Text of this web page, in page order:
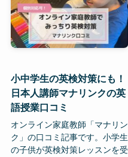
小中学生の英検対策にも！
日本人講師マナリンクの英
語授業口コミ
オンライン家庭教師「マナリン
ク」の口コミ記事です。小学生
の子供が英検対策レッスンを受